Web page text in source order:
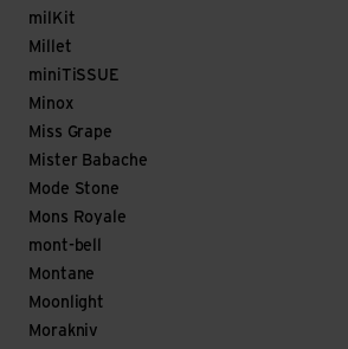
milKit
Millet
miniTiSSUE
Minox
Miss Grape
Mister Babache
Mode Stone
Mons Royale
mont-bell
Montane
Moonlight
Morakniv